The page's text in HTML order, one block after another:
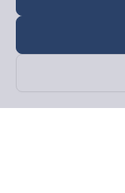
Theo dõi